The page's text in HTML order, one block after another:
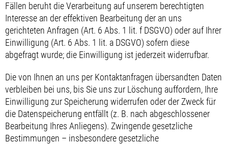
Fällen beruht die Verarbeitung auf unserem berechtigten
Interesse an der effektiven Bearbeitung der an uns
gerichteten Anfragen (Art. 6 Abs. 1 lit. f DSGVO) oder auf Ihrer
Einwilligung (Art. 6 Abs. 1 lit. a DSGVO) sofern diese
abgefragt wurde; die Einwilligung ist jederzeit widerrufbar.
Die von Ihnen an uns per Kontaktanfragen übersandten Daten
verbleiben bei uns, bis Sie uns zur Löschung auffordern, Ihre
Einwilligung zur Speicherung widerrufen oder der Zweck für
die Datenspeicherung entfällt (z. B. nach abgeschlossener
Bearbeitung Ihres Anliegens). Zwingende gesetzliche
Bestimmungen – insbesondere gesetzliche